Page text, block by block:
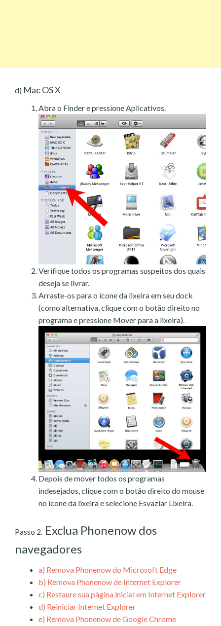
d) Mac OS X
Abra o Finder e pressione Aplicativos.
Verifique todos os programas suspeitos dos quais
deseja se livrar.
Arraste-os para o ícone da lixeira em seu dock
(como alternativa, clique com o botão direito no
programa e pressione Mover para a lixeira).
Depois de mover todos os programas
indesejados, clique com o botão direito do mouse
no ícone da lixeira e selecione Esvaziar Lixeira.
Passo 2. Exclua Phonenow dos
navegadores
a) Remova Phonenow do Microsoft Edge
b) Remova Phonenow de Internet Explorer
c) Restaure sua página inicial em Internet Explorer
d) Reiniciar Internet Explorer
e) Remova Phonenow de Google Chrome